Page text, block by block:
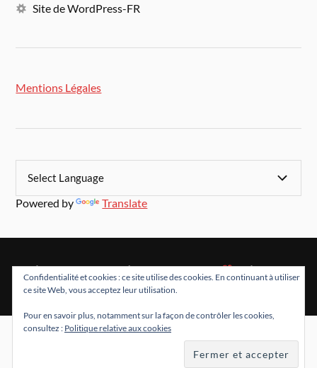
Site de WordPress-FR
Mentions Légales
Powered by Translate
FIÈREMENT PROPULSÉ PARWORDPRESS & THÈME PAR
Confidentialité et cookies : ce site utilise des cookies. En continuant à utiliser
ce site Web, vous acceptez leur utilisation.
Pour en savoir plus, notamment sur la façon de contrôler les cookies,
consultez : Politique relative aux cookies